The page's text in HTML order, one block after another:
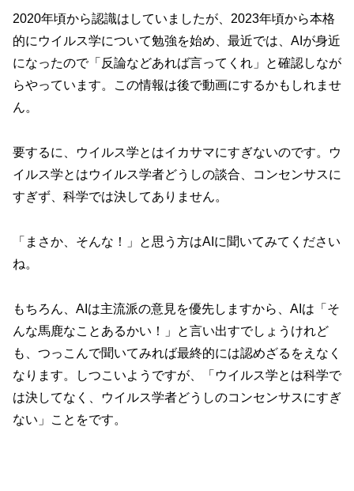
2020年頃から認識はしていましたが、2023年頃から本格
的にウイルス学について勉強を始め、最近では、AIが身近
になったので「反論などあれば言ってくれ」と確認しなが
らやっています。この情報は後で動画にするかもしれませ
ん。
要するに、ウイルス学とはイカサマにすぎないのです。ウ
イルス学とはウイルス学者どうしの談合、コンセンサスに
すぎず、科学では決してありません。
「まさか、そんな！」と思う方はAIに聞いてみてください
ね。
もちろん、AIは主流派の意見を優先しますから、AIは「そ
んな馬鹿なことあるかい！」と言い出すでしょうけれど
も、つっこんで聞いてみれば最終的には認めざるをえなく
なります。しつこいようですが、「ウイルス学とは科学で
は決してなく、ウイルス学者どうしのコンセンサスにすぎ
ない」ことをです。